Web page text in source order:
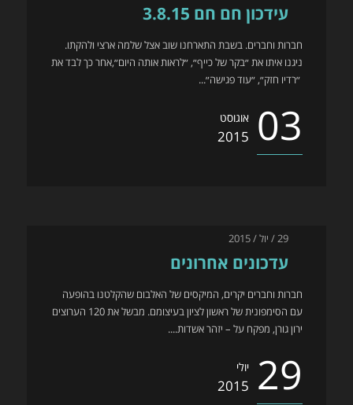
עידכון חם חם 3.8.15
חברות וחברים. בשבת התארחנו שוב אצל שלמה ארצי ולהקתו.
ניגנו איתו את ״בקר של כייף״, ״לראות אותה היום״,אחר כך לבד את
״רדיו חזק״, ״עוד פגישה״...
03 אוגוסט
2015
29 / יול / 2015
עדכונים אחרונים
חברות וחברים יקרים, המיקסים של האלבום שהקלטנו בהופעה
עם הסימפונית של ראשון לציון בעיצומם. מבשל את 120 הערוצים
ירון גורן, מפקח על – יזהר אשדות....
29 יולי
2015